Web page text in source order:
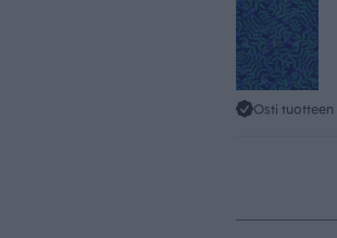
Osti tuotteen